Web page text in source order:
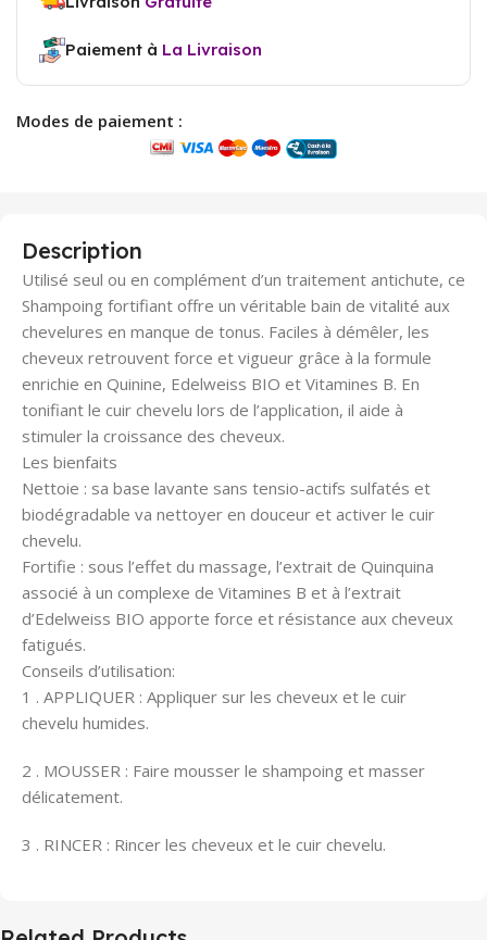
Paiement à La Livraison
Modes de paiement :
Description
Utilisé seul ou en complément d’un traitement antichute, ce
Shampoing fortifiant offre un véritable bain de vitalité aux
chevelures en manque de tonus. Faciles à démêler, les
cheveux retrouvent force et vigueur grâce à la formule
enrichie en Quinine, Edelweiss BIO et Vitamines B. En
tonifiant le cuir chevelu lors de l’application, il aide à
stimuler la croissance des cheveux.
Les bienfaits
Nettoie : sa base lavante sans tensio-actifs sulfatés et
biodégradable va nettoyer en douceur et activer le cuir
chevelu.
Fortifie : sous l’effet du massage, l’extrait de Quinquina
associé à un complexe de Vitamines B et à l’extrait
d’Edelweiss BIO apporte force et résistance aux cheveux
fatigués.
Conseils d’utilisation:
1 . APPLIQUER : Appliquer sur les cheveux et le cuir
chevelu humides.
2 . MOUSSER : Faire mousser le shampoing et masser
délicatement.
3 . RINCER : Rincer les cheveux et le cuir chevelu.